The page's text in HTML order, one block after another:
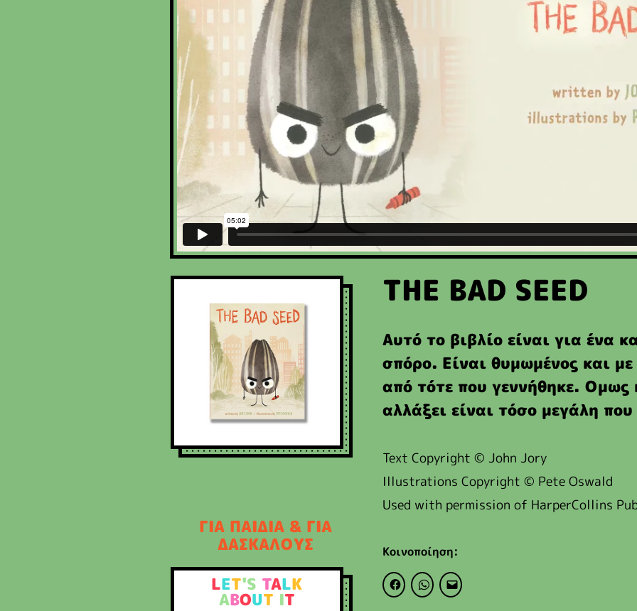
ΓΙΑ ΠΑΙΔΙΑ & ΓΙΑ
ΔΑΣΚΑΛΟΥΣ
LET'S TALK
ABOUT IT
THE BAD SEED
Αυτό το βιβλίο είναι για ένα
σπόρο. Είναι θυμωμένος και
από τότε που γεννήθηκε. Ομως
αλλάξει είναι τόσο μεγάλη
Text Copyright © John Jory
Illustrations Copyright © Pete Oswald
Used with permission of HarperCollins
Κοινοποίηση: